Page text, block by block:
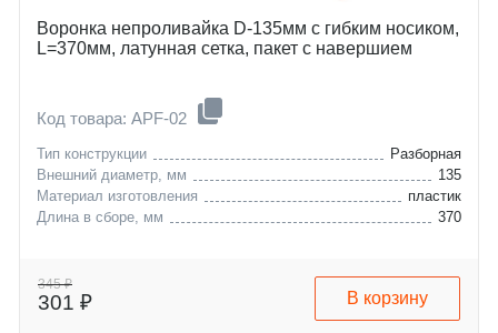
Воронка непроливайка D-135мм с гибким носиком,
L=370мм, латунная сетка, пакет с навершием
Код товара: APF-02
Тип конструкции
Разборная
Внешний диаметр, мм
135
Материал изготовления
пластик
Длина в сборе, мм
370
345 ₽
301 ₽ В корзину